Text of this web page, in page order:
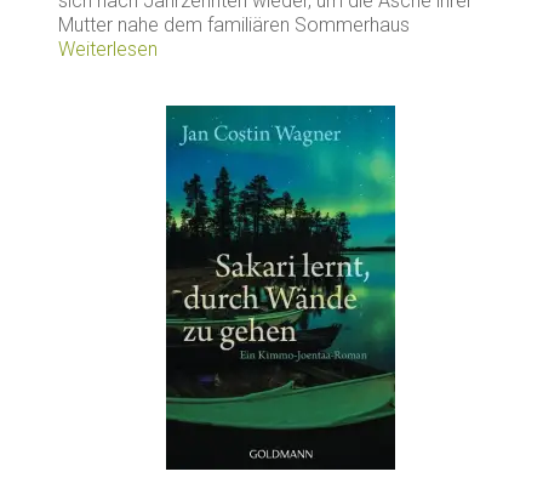
Mutter nahe dem familiären Sommerhaus
Weiterlesen